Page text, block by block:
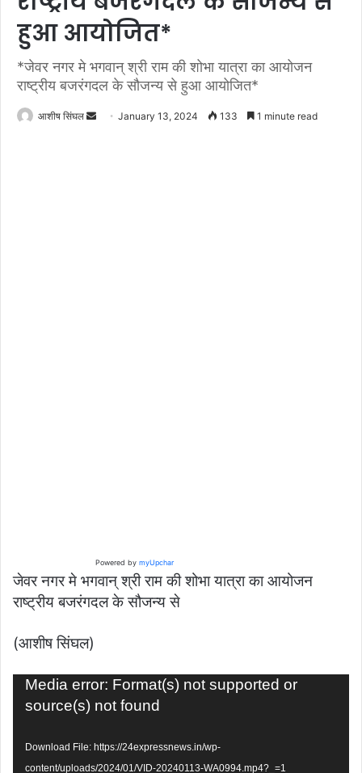
हुआ आयोजित*
*जेवर नगर मे भगवान् श्री राम की शोभा यात्रा का आयोजन
राष्ट्रीय बजरंगदल के सौजन्य से हुआ आयोजित*
आशीष सिंघल
SendJanuary 13, 2024 133 1 minute read
Powered bymyUpchar
जेवर नगर मे भगवान् श्री राम की शोभा यात्रा का आयोजन
राष्ट्रीय बजरंगदल के सौजन्य से
(आशीष सिंघल)
Video
Player
Media error: Format(s) not supported or
source(s) not found
Download File: https://24expressnews.in/wp-
content/uploads/2024/01/VID-20240113-WA0994.mp4?_=1